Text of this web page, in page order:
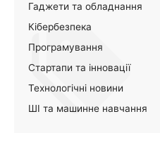
Гаджети та обладнання
Кібербезпека
Програмування
Стартапи та інновації
Технологічні новини
ШІ та машинне навчання